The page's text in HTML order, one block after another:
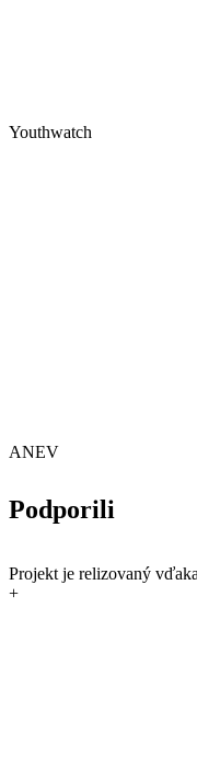
Youthwatch
ANEV
Podporili
Projekt je relizovaný
+